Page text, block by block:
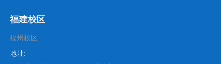
福建校区
福州校区
地址: